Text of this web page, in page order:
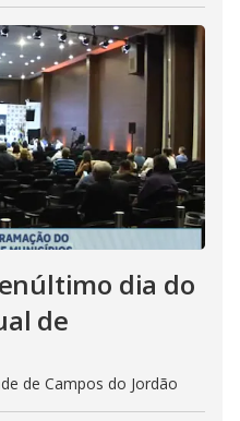
dia do
de
de Campos do Jordão